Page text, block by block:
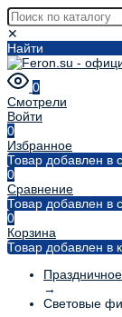
✕
Найти
0
Смотрели
Войти
0
Избранное
Товар добавлен в
0
Сравнение
Товар добавлен в
0
Корзина
Товар добавлен в
→
Световые